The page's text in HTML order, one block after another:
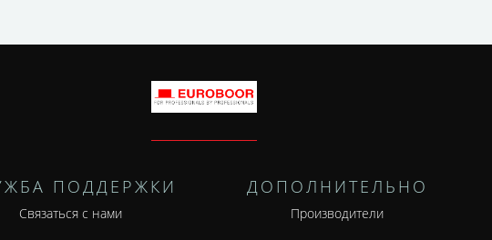
ПОДДЕРЖКИ
Связаться с нами
ДОПОЛНИТЕЛЬНО
Производители